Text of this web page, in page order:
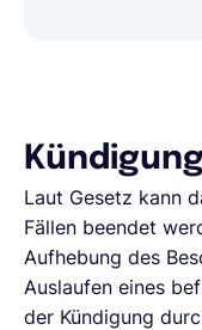
Laut Gesetz kann
Fällen beendet
Aufhebung des
Auslaufen eines
der Kündigung